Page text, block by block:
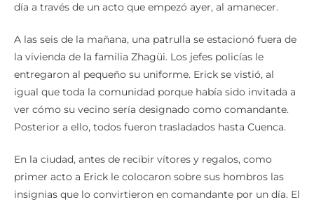
día a través de un acto que empezó ayer, al amanecer.
A las seis de la mañana, una patrulla se estacionó fuera de
la vivienda de la familia Zhagüi. Los jefes policías le
entregaron al pequeño su uniforme. Erick se vistió, al
igual que toda la comunidad porque había sido invitada a
ver cómo su vecino sería designado como comandante.
Posterior a ello, todos fueron trasladados hasta Cuenca.
En la ciudad, antes de recibir vítores y regalos, como
primer acto a Erick le colocaron sobre sus hombros las
insignias que lo convirtieron en comandante por un día. El